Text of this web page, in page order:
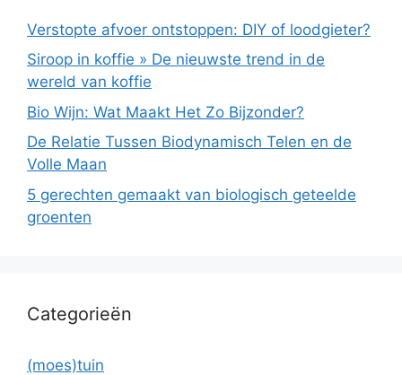
Verstopte afvoer ontstoppen: DIY of loodgieter?
Siroop in koffie » De nieuwste trend in de
wereld van koffie
Bio Wijn: Wat Maakt Het Zo Bijzonder?
De Relatie Tussen Biodynamisch Telen en de
Volle Maan
5 gerechten gemaakt van biologisch geteelde
groenten
Categorieën
(moes)tuin